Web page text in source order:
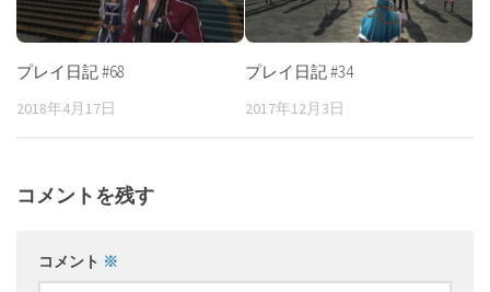
プレイ日記 #68
2018年4月17日
プレイ日記 #34
2017年12月3日
コメントを残す
コメント ※